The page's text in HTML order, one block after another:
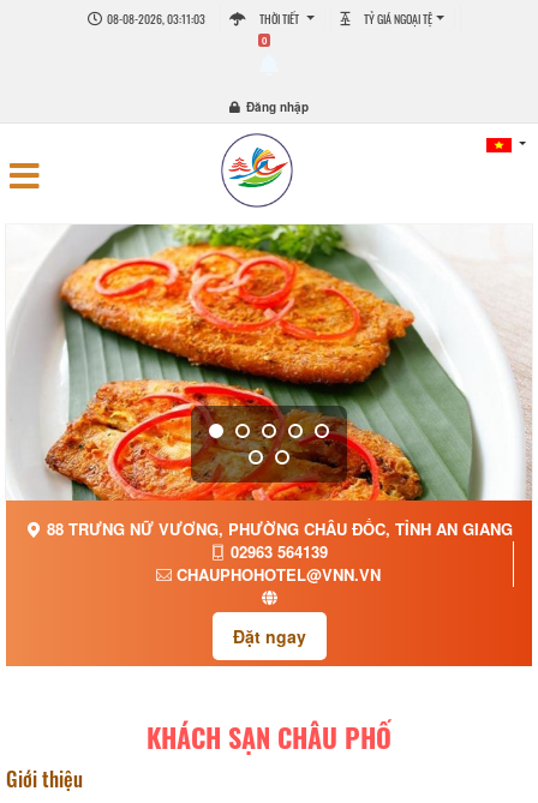
08-08-2026, 03:11:04 THỜI TIẾT TỶ GIÁ NGOẠI TỆ
0
Đăng nhập
88 TRƯNG NỮ VƯƠNG, PHƯỜNG CHÂU ĐỐC, TỈNH AN GIANG
02963 564139
CHAUPHOHOTEL@VNN.VN
Đặt ngay
KHÁCH SẠN CHÂU PHỐ
Giới thiệu